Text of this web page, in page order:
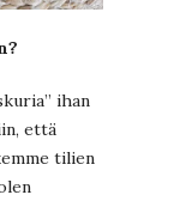
ihan
että
tilien